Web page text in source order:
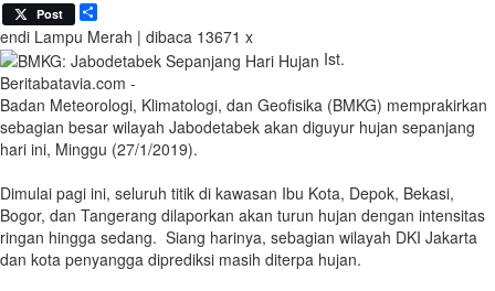
Post
endi Lampu Merah | dibaca 13671 x
Ist.
Beritabatavia.com -
Badan Meteorologi, Klimatologi, dan Geofisika (BMKG) memprakirkan
sebagian besar wilayah Jabodetabek akan diguyur hujan sepanjang
hari ini, Minggu (27/1/2019).
Dimulai pagi ini, seluruh titik di kawasan Ibu Kota, Depok, Bekasi,
Bogor, dan Tangerang dilaporkan akan turun hujan dengan intensitas
ringan hingga sedang. Siang harinya, sebagian wilayah DKI Jakarta
dan kota penyangga diprediksi masih diterpa hujan.